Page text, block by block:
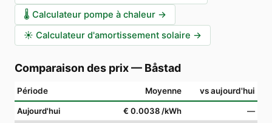
🌡️ Calculateur pompe à chaleur →
☀️ Calculateur d'amortissement solaire →
Comparaison des prix— Båstad
Période Moyenne vs aujourd'hui
Aujourd'hui € 0.0038 /kWh
—